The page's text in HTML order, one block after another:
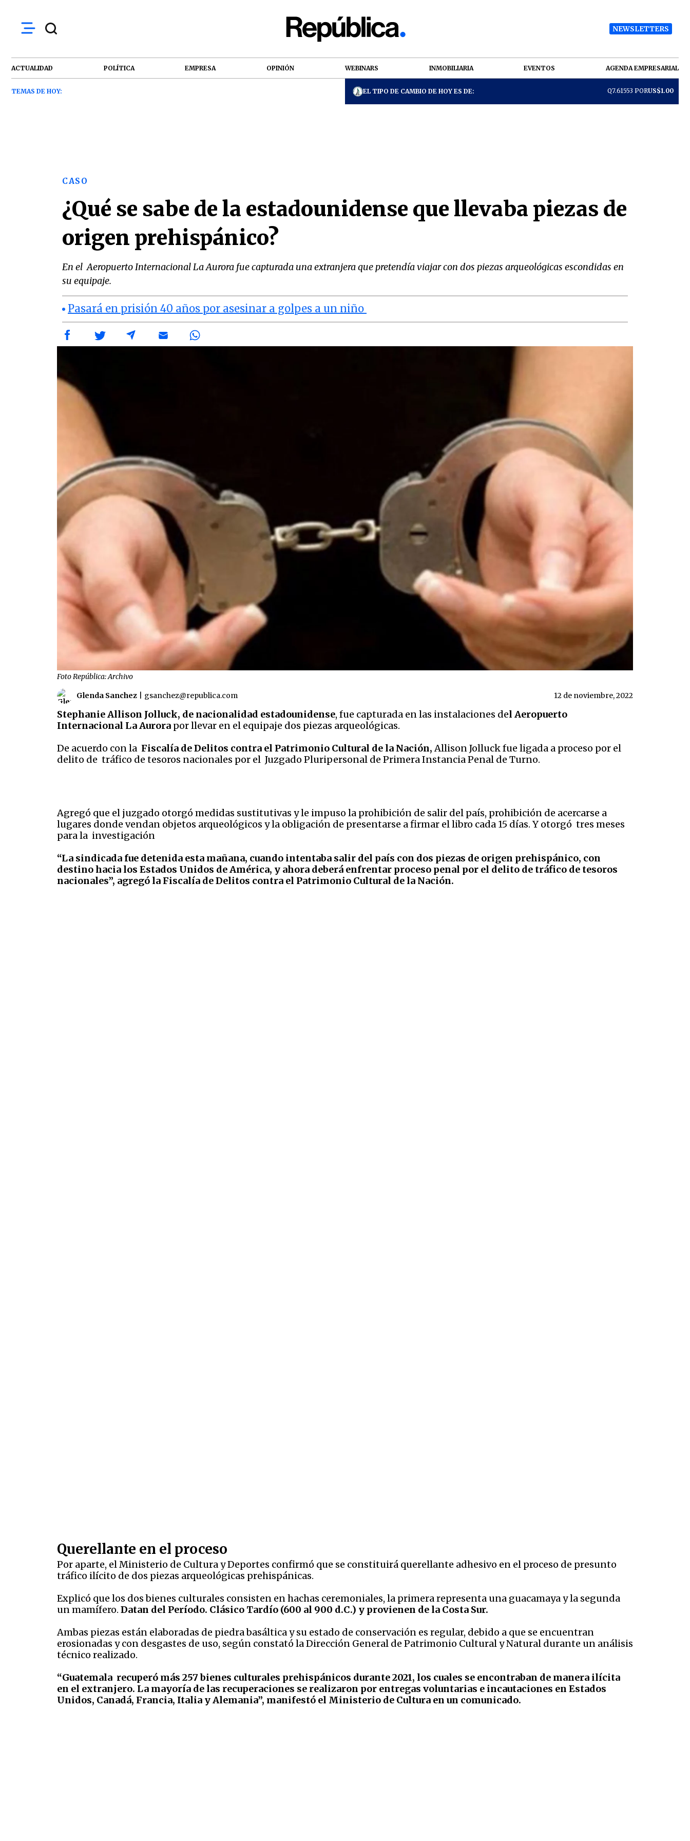
NEWSLETTERS
ACTUALIDAD POLÍTICA EMPRESA OPINIÓN WEBINARS INMOBILIARIA EVENTOS AGENDA EMPRESARIAL
TEMAS DE HOY: EL TIPO DE CAMBIO DE HOY ES DE: Q7.61553 PORUS$1.00
CASO
¿Qué se sabe de la estadounidense que llevaba piezas de
origen prehispánico?
En el Aeropuerto Internacional La Aurora fue capturada una extranjera que pretendía viajar con dos piezas arqueológicas escondidas en
su equipaje.
Pasará en prisión 40 años por asesinar a golpes a un niño
Foto República: Archivo
Glenda Sanchez gsanchez@republica.com 12 de noviembre, 2022
Stephanie Allison Jolluck, de nacionalidad estadounidense, fue capturada en las instalaciones del Aeropuerto
Internacional La Aurora por llevar en el equipaje dos piezas arqueológicas.
De acuerdo con la Fiscalía de Delitos contra el Patrimonio Cultural de la Nación, Allison Jolluck fue ligada a proceso por el
delito de tráfico de tesoros nacionales por el Juzgado Pluripersonal de Primera Instancia Penal de Turno.
Agregó que el juzgado otorgó medidas sustitutivas y le impuso la prohibición de salir del país, prohibición de acercarse a
lugares donde vendan objetos arqueológicos y la obligación de presentarse a firmar el libro cada 15 días. Y otorgó tres meses
para la investigación
“La sindicada fue detenida esta mañana, cuando intentaba salir del país con dos piezas de origen prehispánico, con
destino hacia los Estados Unidos de América, y ahora deberá enfrentar proceso penal por el delito de tráfico de tesoros
nacionales”, agregó la Fiscalía de Delitos contra el Patrimonio Cultural de la Nación.
Querellante en el proceso
Por aparte, el Ministerio de Cultura y Deportes confirmó que se constituirá querellante adhesivo en el proceso de presunto
tráfico ilícito de dos piezas arqueológicas prehispánicas.
Explicó que los dos bienes culturales consisten en hachas ceremoniales, la primera representa una guacamaya y la segunda
un mamífero. Datan del Período. Clásico Tardío (600 al 900 d.C.) y provienen de la Costa Sur.
Ambas piezas están elaboradas de piedra basáltica y su estado de conservación es regular, debido a que se encuentran
erosionadas y con desgastes de uso, según constató la Dirección General de Patrimonio Cultural y Natural durante un análisis
técnico realizado.
“Guatemala recuperó más 257 bienes culturales prehispánicos durante 2021, los cuales se encontraban de manera ilícita
en el extranjero. La mayoría de las recuperaciones se realizaron por entregas voluntarias e incautaciones en Estados
Unidos, Canadá, Francia, Italia y Alemania”, manifestó el Ministerio de Cultura en un comunicado.